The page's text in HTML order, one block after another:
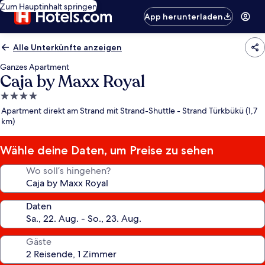
Zum Hauptinhalt springen
App herunterladen
Alle Unterkünfte anzeigen
Ganzes Apartment
Caja by Maxx Royal
4.0-
Sterne-
Unterkunft
Apartment direkt am Strand mit Strand-Shuttle - Strand Türkbükü (1,7
km)
Wähle deine Daten, um Preise zu sehen
Wo soll’s hingehen?
Daten
Gäste